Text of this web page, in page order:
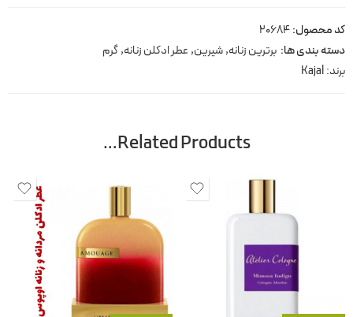
کد محصول:20684
دسته بندی ها: برترین زنانه,شیرین, عطر ادکلن زنانه,گرم
برند:Kajal
Related Products…